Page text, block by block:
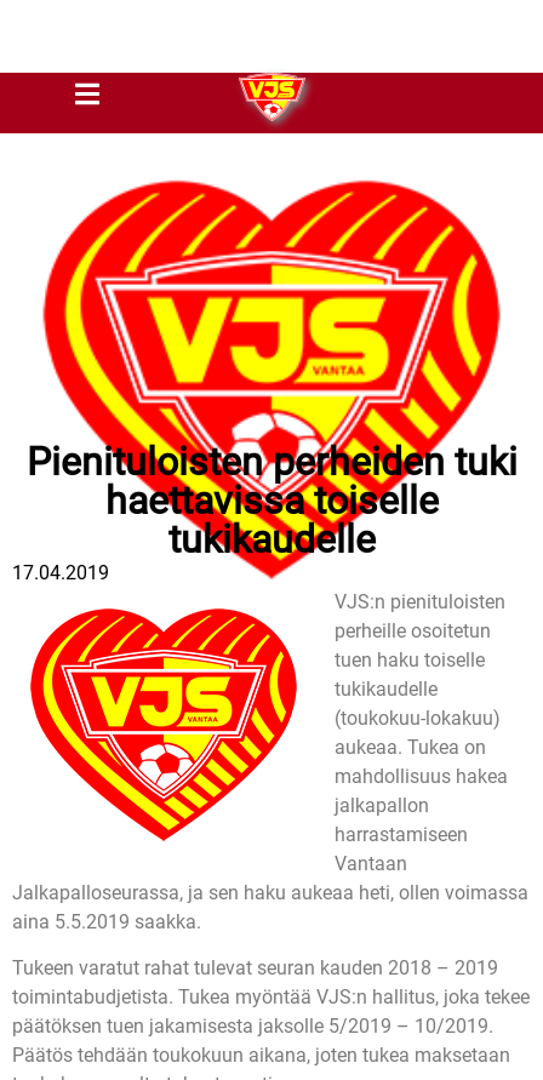
Pienituloisten perheiden tuki
haettavissa toiselle
tukikaudelle
17.04.2019
VJS:n pienituloisten
perheille osoitetun
tuen haku toiselle
tukikaudelle
(toukokuu-lokakuu)
aukeaa. Tukea on
mahdollisuus hakea
jalkapallon
harrastamiseen
Vantaan
Jalkapalloseurassa, ja sen haku aukeaa heti, ollen voimassa
aina 5.5.2019 saakka.
Tukeen varatut rahat tulevat seuran kauden 2018 – 2019
toimintabudjetista. Tukea myöntää VJS:n hallitus, joka tekee
päätöksen tuen jakamisesta jaksolle 5/2019 – 10/2019.
Päätös tehdään toukokuun aikana, joten tukea maksetaan